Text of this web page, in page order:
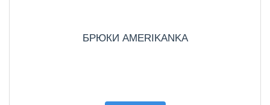
БРЮКИ AMERIKANKA